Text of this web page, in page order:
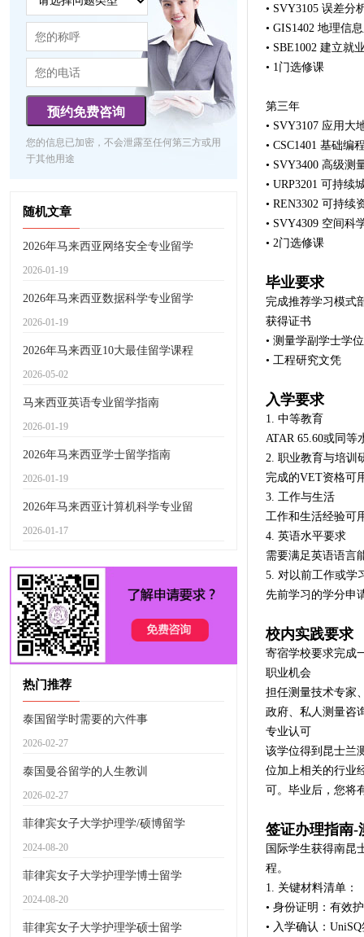
预约免费咨询
您的信息已加密，不会泄露至任何第三方或用
于其他用途
随机文章
2026年马来西亚网络安全专业留学
2026-01-19
2026年马来西亚数据科学专业留学
2026-01-19
2026年马来西亚10大最佳留学课程
2026-05-02
马来西亚英语专业留学指南
2026-01-19
2026年马来西亚学士留学指南
2026-01-19
2026年马来西亚计算机科学专业留
2026-01-17
热门推荐
泰国留学时需要的六件事
2026-02-27
泰国曼谷留学的人生教训
2026-02-27
菲律宾女子大学护理学/硕博留学
2024-08-20
菲律宾女子大学护理学博士留学
2024-08-20
菲律宾女子大学护理学硕士留学
• SVY3105 误差分
• GIS1402 地理信
• SBE1002 建立就
• 1门选修课
第三年
• SVY3107 应用大
• CSC1401 基础编
• SVY3400 高级测
• URP3201 可持
• REN3302 可持
• SVY4309 空间科
• 2门选修课
毕业要求
完成推荐学习模式
获得证书
• 测量学副学士学位
• 工程研究文凭
入学要求
1. 中等教育
ATAR 65.60或同
2. 职业教育与培训
完成的VET资格可
3. 工作与生活
工作和生活经验可
4. 英语水平要求
需要满足英语语言
5. 对以前工作或学
先前学习的学分申
校内实践要求
寄宿学校要求完成
职业机会
担任测量技术专家
政府、私人测量咨
专业认可
该学位得到昆士兰
位加上相关的行业
可。毕业后，您将
签证办理指南-
国际学生获得南昆
程。
1. 关键材料清单：
• 身份证明：有效
• 入学确认：